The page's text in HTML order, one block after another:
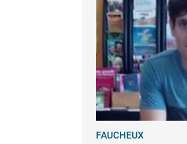
FAUCHEUX